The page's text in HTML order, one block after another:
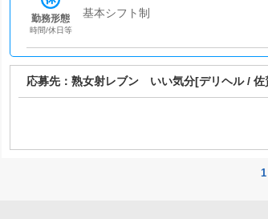
勤務形態
時間/休日等
基本シフト制
応募先： 熟女射レブン いい気分[デリヘル / 佐
1